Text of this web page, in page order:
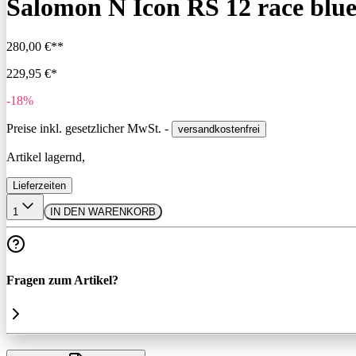
Salomon N Icon RS 12 race blue
280,00 €**
229,95 €*
-18%
Preise inkl. gesetzlicher MwSt. - versandkostenfrei
Artikel lagernd,
Lieferzeiten
1 IN DEN WARENKORB
Fragen zum Artikel?